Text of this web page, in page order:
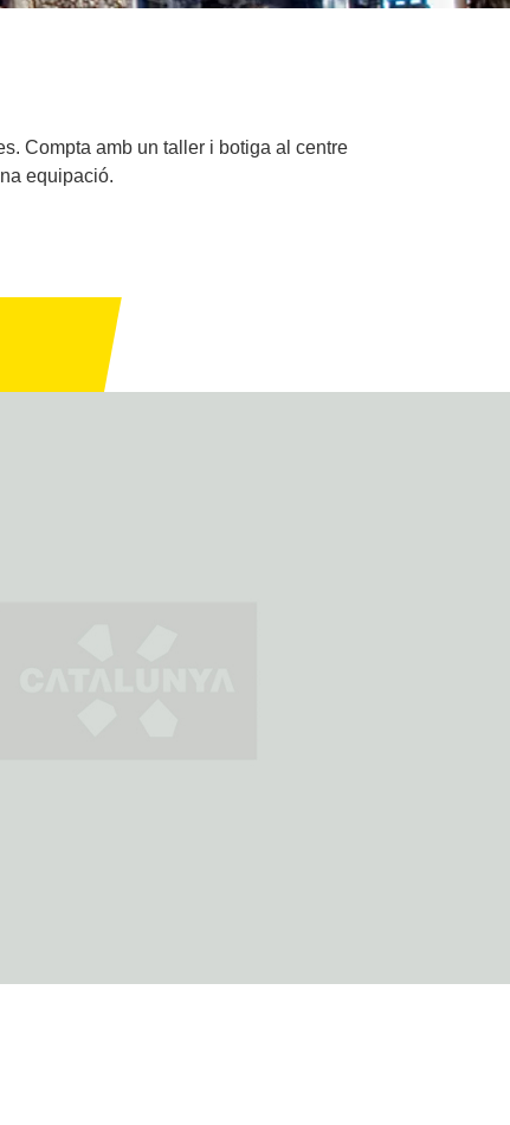
Compta amb un taller i botiga al centre
equipació.